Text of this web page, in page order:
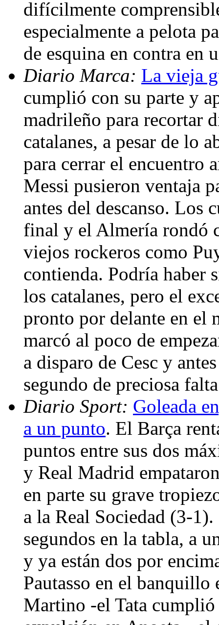
difícilmente
especialmente a pelota
de esquina en contra
Diario Marca: La vieja
cumplió con su parte y
madrileño para recortar
catalanes, a pesar de lo
para cerrar el encuentro
Messi pusieron ventaja
antes del descanso. Los
final y el Almería rondó
viejos rockeros como
contienda. Podría haber
los catalanes, pero el
pronto por delante en el
marcó al poco de
a disparo de Cesc y
segundo de preciosa
Diario Sport: Goleada
a un punto. El Barça
puntos entre sus dos
y Real Madrid
en parte su grave
a la Real Sociedad (3-
segundos en la tabla, a
y ya están dos por
Pautasso en el banquillo
Martino -el Tata